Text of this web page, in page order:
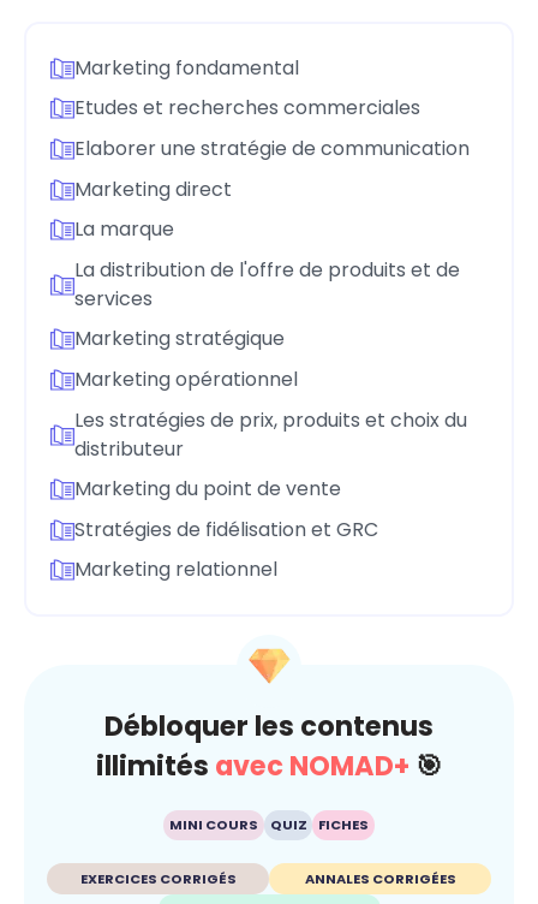
Marketing fondamental
Etudes et recherches commerciales
Elaborer une stratégie de communication
Marketing direct
La marque
La distribution de l'offre de produits et de
services
Marketing stratégique
Marketing opérationnel
Les stratégies de prix, produits et choix du
distributeur
Marketing du point de vente
Stratégies de fidélisation et GRC
Marketing relationnel
Débloquer les contenus
illimités avec NOMAD+ 🎯
MINI COURS QUIZ FICHES
EXERCICES CORRIGÉS
ANNALES CORRIGÉES